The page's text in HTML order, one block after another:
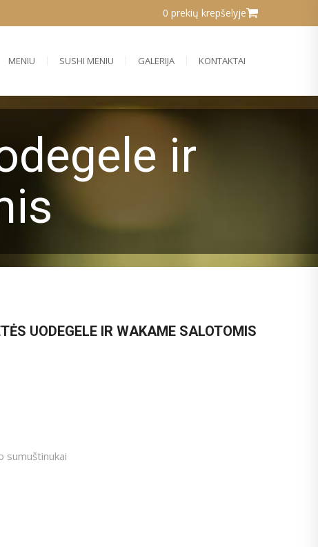
0 prekių krepšelyje
MENIU SUSHI MENIU GALERIJA KONTAKTAI
ir
UODEGELE IR WAKAME SALOTOMIS
sumuštinukai